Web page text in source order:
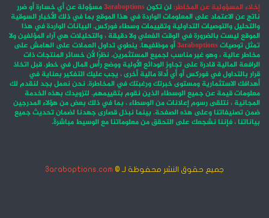
إخلاء المسؤولية عن المخاطر: لن تكون3araboptionsمسؤولة عن أي خسارة أو ضرر
ناتج عن الاعتماد على المعلومات الواردة في هذا الموقع بما في ذلك الأخبار السوقية
والتحليل والتوصيات التداولية وتقييمات وسطاء فوركس. البيانات الواردة في هذا
الموقع ليست بالضرورة في الوقت الفعلي ولا دقيقة ، والتحليلات هي آراء المؤلفين ولا
تمثل توصيات3araboptionsأو موظفيها. ينطوي تداول العملات على الهامش على
مخاطر عالية ، وهو غير مناسب لجميع المستثمرين. نظرًا لأن خسائر المنتجات ذات
الرافعة المالية قادرة على تجاوز الودائع الأولية ووضع رأس المال في خطر. قبل اتخاذ
قرار بالتداول في فوركس أو أي أداة مالية أخرى ، يجب عليك التفكير بعناية في
أهدافك الاستثمارية ومستوى خبرتك ورغبتك في المخاطرة. نحن نعمل بجد لنقدم لك
معلومات قيمة عن جميع الوسطاء الذين نقوم بتقييمهم. لتزويدك بهذه الخدمة
المجانية ، نتلقى رسوم إعلانات من الوسطاء ، بما في ذلك بعض من هؤلاء المدرجين
ضمن تصنيفاتنا وعلى هذه الصفحة. بينما نبذل قصارى جهدنا لضمان تحديث جميع
بياناتنا ، فإننا نشجعك على التحقق من معلوماتنا مع الوسيط مباشرةً.
جميع حقوق النشر محفوظة لـ © 3araboptions.com